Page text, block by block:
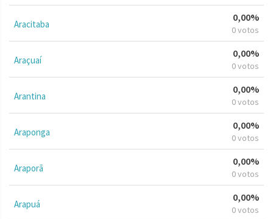
Aracitaba
0,00%
0 votos
Araçuaí
0,00%
0 votos
Arantina
0,00%
0 votos
Araponga
0,00%
0 votos
Araporã
0,00%
0 votos
Arapuá
0,00%
0 votos